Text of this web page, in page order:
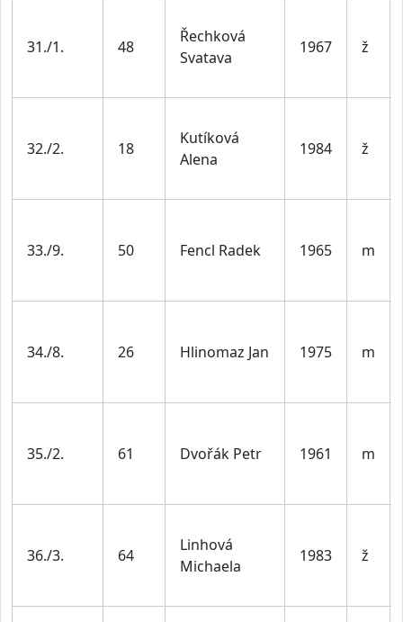
31./1. 48
Řechková
Svatava
1967 ž
32./2. 18
Kutíková
Alena
1984 ž
33./9. 50 Fencl Radek 1965 m
34./8. 26 Hlinomaz Jan 1975 m
35./2. 61 Dvořák Petr 1961 m
36./3. 64
Linhová
Michaela
1983 ž